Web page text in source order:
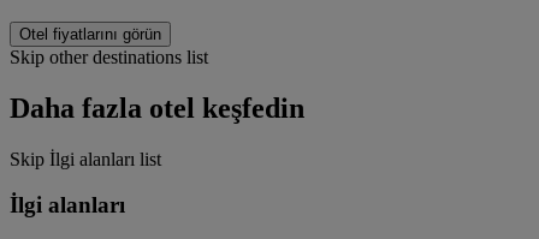
Otel fiyatlarını görün
Skip other destinations list
Daha fazla otel keşfedin
Skip İlgi alanları list
İlgi alanları